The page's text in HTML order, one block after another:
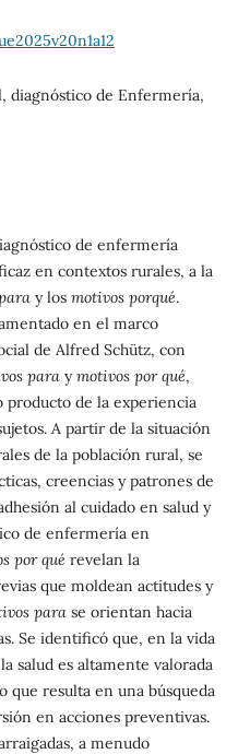
diagnóstico de Enfermería,
de enfermería
en contextos rurales, a la
y los motivos porqué.
en el marco
de Alfred Schütz, con
paraymotivos por qué,
producto de la experiencia
A partir de la situación
de la población rural, se
creencias y patrones de
al cuidado en salud y
de enfermería en
por qué revelan la
que moldean actitudes y
parase orientan hacia
Se identificó que, en la vida
salud es altamente valorada
resulta en una búsqueda
en acciones preventivas.
a menudo